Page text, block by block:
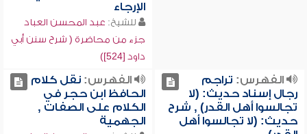
الإرجاء
للشيخ: عبد المحسن العباد
جزء من محاضرة ( شرح سنن أبي
داود [524])
الفهرس: تراجم
رجال إسناد حديث: (لا
تجالسوا أهل القدر) , شرح
حديث: (لا تجالسوا أهل
الفهرس:نقل كلام
الحافظ ابن حجر في
الكلام على الصفات ,
الجهمية